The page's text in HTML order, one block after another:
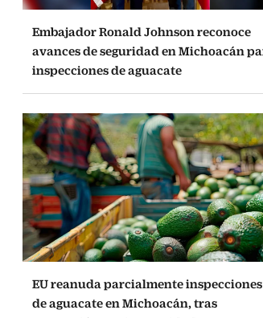
Embajador Ronald Johnson reconoce
avances de seguridad en Michoacán
inspecciones de aguacate
EU reanuda parcialmente inspecciones
de aguacate en Michoacán, tras